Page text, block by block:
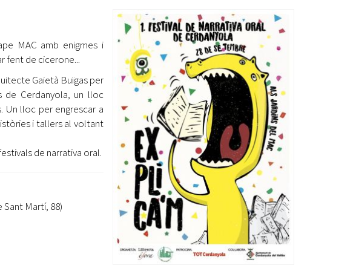
Ètica i Integritat
Retiment de Comptes
Accés a Informació Pública
Dades Obertes
Catàleg de Serveis i Tràmits
Pla de
i
i dona el
Entitats
Equipaments
Mercats Municipals
Webs Municipals
MAC amb enigmes i
fent de cicerone...
Gaietà Buïgas per
de Cerdanyola, un lloc
Un lloc per engrescar a
i tallers al voltant
de narrativa oral.
Martí, 88)